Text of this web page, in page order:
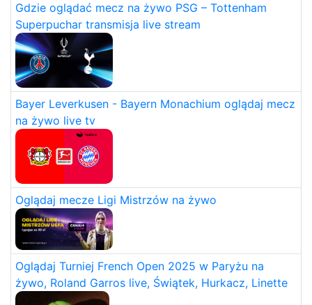
Gdzie oglądać mecz na żywo PSG – Tottenham
Superpuchar transmisja live stream
Bayer Leverkusen - Bayern Monachium oglądaj mecz
na żywo live tv
Oglądaj mecze Ligi Mistrzów na żywo
Oglądaj Turniej French Open 2025 w Paryżu na
żywo, Roland Garros live, Świątek, Hurkacz, Linette